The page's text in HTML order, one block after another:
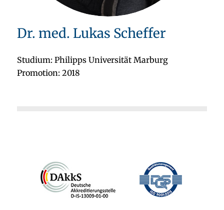
Dr. med. Lukas Scheffer
Studium: Philipps Universität Marburg
Promotion: 2018